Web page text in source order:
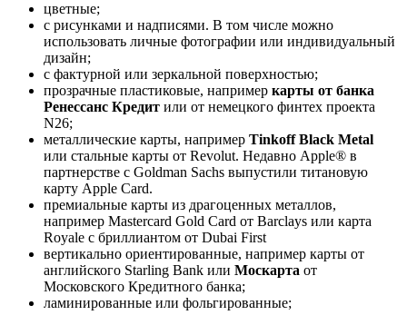
цветные;
с рисунками и надписями. В том числе можно
использовать личные фотографии или индивидуальный
дизайн;
с фактурной или зеркальной поверхностью;
прозрачные пластиковые, например карты от банка
Ренессанс Кредит или от немецкого финтех проекта
N26;
металлические карты, например Tinkoff Black Metal
или стальные карты от Revolut. Недавно Apple® в
партнерстве с Goldman Sachs выпустили титановую
карту Apple Card.
премиальные карты из драгоценных металлов,
например Mastercard Gold Card от Barclays или карта
Royale с бриллиантом от Dubai First
вертикально ориентированные, например карты от
английского Starling Bank или Москарта от
Московского Кредитного банка;
ламинированные или фольгированные;